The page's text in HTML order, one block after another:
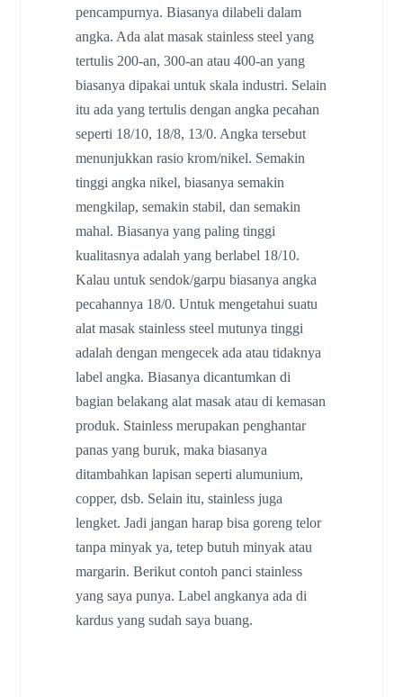
pencampurnya. Biasanya dilabeli dalam
angka. Ada alat masak stainless steel yang
tertulis 200-an, 300-an atau 400-an yang
biasanya dipakai untuk skala industri. Selain
itu ada yang tertulis dengan angka pecahan
seperti 18/10, 18/8, 13/0. Angka tersebut
menunjukkan rasio krom/nikel. Semakin
tinggi angka nikel, biasanya semakin
mengkilap, semakin stabil, dan semakin
mahal. Biasanya yang paling tinggi
kualitasnya adalah yang berlabel 18/10.
Kalau untuk sendok/garpu biasanya angka
pecahannya 18/0. Untuk mengetahui suatu
alat masak stainless steel mutunya tinggi
adalah dengan mengecek ada atau tidaknya
label angka. Biasanya dicantumkan di
bagian belakang alat masak atau di kemasan
produk. Stainless merupakan penghantar
panas yang buruk, maka biasanya
ditambahkan lapisan seperti alumunium,
copper, dsb. Selain itu, stainless juga
lengket. Jadi jangan harap bisa goreng telor
tanpa minyak ya, tetep butuh minyak atau
margarin. Berikut contoh panci stainless
yang saya punya. Label angkanya ada di
kardus yang sudah saya buang.